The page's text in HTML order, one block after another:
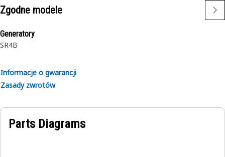
Zgodne modele
Generatory
SR4B
Informacje o gwarancji
Zasady zwrotów
Parts Diagrams